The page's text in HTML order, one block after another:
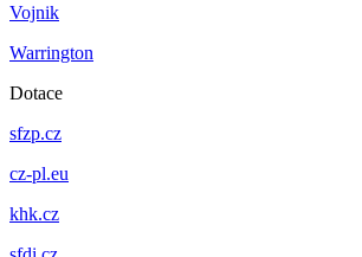
Vojnik
Warrington
Dotace
sfzp.cz
cz-pl.eu
khk.cz